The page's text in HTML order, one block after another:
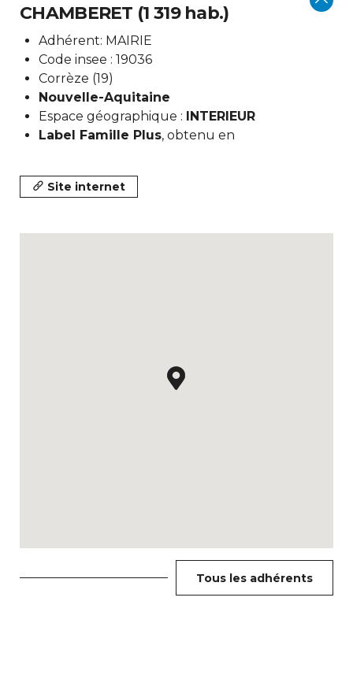
CHAMBERET (1 319 hab.)
Adhérent: MAIRIE
Code insee : 19036
Corrèze (19)
Nouvelle-Aquitaine
Espace géographique : INTERIEUR
Label Famille Plus, obtenu en
Site internet
Tous les adhérents